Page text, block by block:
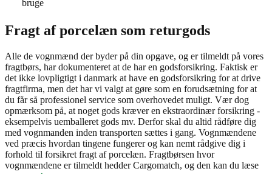
bruge
Fragt af porcelæn som returgods
Alle de vognmænd der byder på din opgave, og er tilmeldt på vores
fragtbørs, har dokumenteret at de har en godsforsikring. Faktisk er
det ikke lovpligtigt i danmark at have en godsforsikring for at drive
fragtfirma, men det har vi valgt at gøre som en forudsætning for at
du får så professionel service som overhovedet muligt. Vær dog
opmærksom på, at noget gods kræver en ekstraordinær forsikring -
eksempelvis uemballeret gods mv. Derfor skal du altid rådføre dig
med vognmanden inden transporten sættes i gang. Vognmændene
ved præcis hvordan tingene fungerer og kan nemt rådgive dig i
forhold til forsikret fragt af porcelæn. Fragtbørsen hvor
vognmændene er tilmeldt hedder Cargomatch, og den kan du læse